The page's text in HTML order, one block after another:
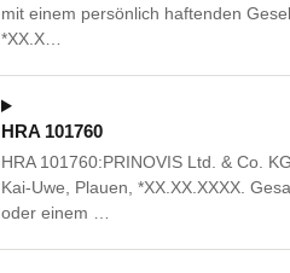
mit einem persönlich haftenden
*XX.X…
HRA 101760
HRA 101760:PRINOVIS Ltd. & Co.
Kai-Uwe, Plauen, *XX.XX.XXXX.
oder einem …